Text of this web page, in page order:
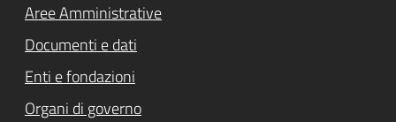
Aree Amministrative
Documenti e dati
Enti e fondazioni
Organi di governo